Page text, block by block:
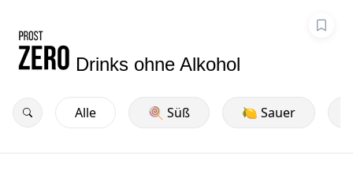
Drinks ohne Alkohol
Alle 🍭 Süß 🍋 Sauer